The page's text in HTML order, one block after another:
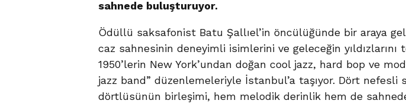
sahnede buluşturuyor.
Ödüllü saksafonist Batu Şallıel’in öncülüğünde bir araya
caz sahnesinin deneyimli isimlerini ve geleceğin
1950’lerin New York’undan doğan cool jazz, hard bop ve
jazz band” düzenlemeleriyle İstanbul’a taşıyor. Dört
dörtlüsünün birleşimi, hem melodik derinlik hem de